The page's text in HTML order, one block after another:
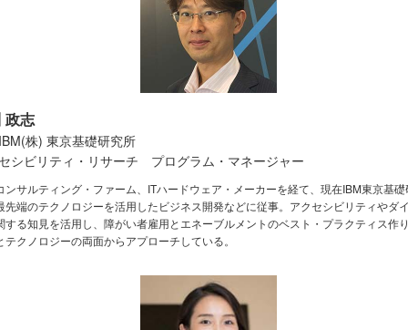
政志
株) 東京基礎研究所
シビリティ・リサーチ プログラム・マネージャー
ンサルティング・ファーム、ITハードウェア・メーカーを経て、現在IBM東京基
先端のテクノロジーを活用したビジネス開発などに従事。アクセシビリティやダ
する知見を活用し、障がい者雇用とエネーブルメントのベスト・プラクティス作
テクノロジーの両面からアプローチしている。